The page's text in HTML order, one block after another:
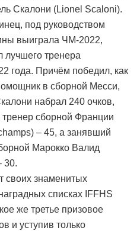
Скалони (Lionel Scaloni).
под руководством
выиграла ЧМ-2022,
лучшего тренера
года. Причём победил, как
в сборной Месси,
набрал 240 очков,
сборной Франции
– 45, а занявший
Марокко Валид
30.
своих знаменитых
списках IFFHS
же третье призовое
и уступив только